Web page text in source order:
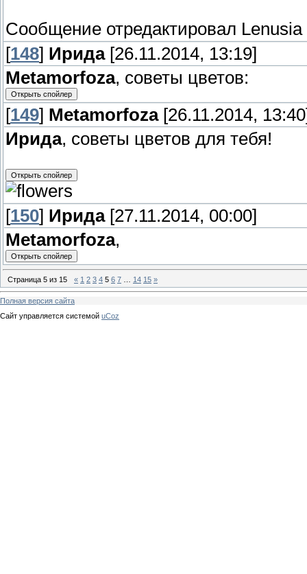
Сообщение отредактировал Lenusia
[148] Ирида[26.11.2014, 13:19]
Metamorfoza, советы цветов:
[149] Metamorfoza[26.11.2014,
Ирида, советы цветов для тебя!
[150] Ирида[27.11.2014, 00:00]
Metamorfoza,
Страница 5 из 15 « 1 2 3 4 5 6 7 14 15 »
Полная версия сайта
Сайт управляется системой uCoz